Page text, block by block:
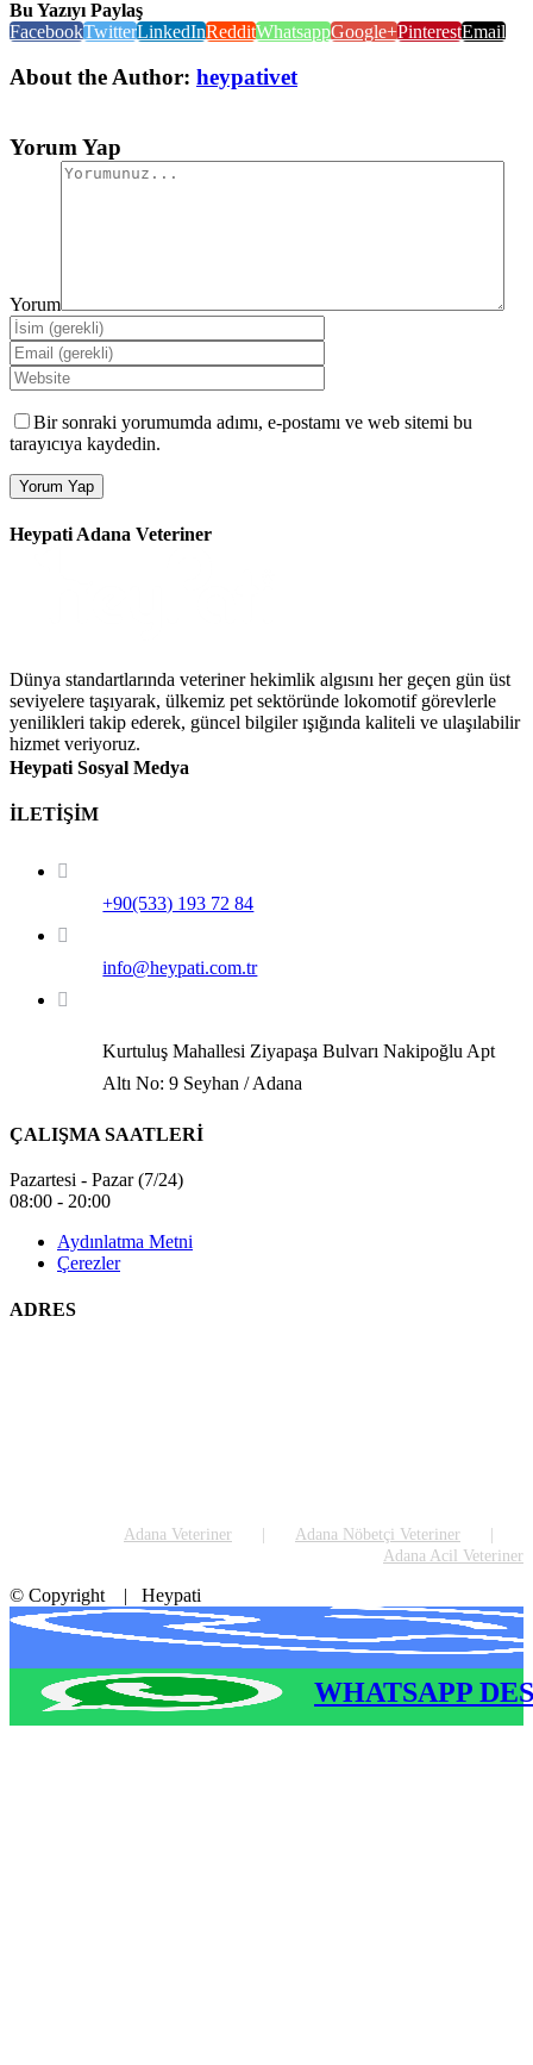
Bu Yazıyı Paylaş
FacebookTwitterLinkedInRedditWhatsappGoogle+PinterestEmail
About the Author: heypativet
Yorum Yap
Yorum
Bir sonraki yorumumda adımı, e-postamı ve web sitemi bu
tarayıcıya kaydedin.
Heypati Adana Veteriner
Dünya standartlarında veteriner hekimlik algısını her geçen gün üst
seviyelere taşıyarak, ülkemiz pet sektöründe lokomotif görevlerle
yenilikleri takip ederek, güncel bilgiler ışığında kaliteli ve ulaşılabilir
hizmet veriyoruz.
Heypati Sosyal Medya
İLETİŞİM
+90(533) 193 72 84
info@heypati.com.tr
Kurtuluş Mahallesi Ziyapaşa Bulvarı Nakipoğlu Apt
Altı No: 9 Seyhan / Adana
ÇALIŞMA SAATLERİ
Pazartesi - Pazar (7/24)
08:00 - 20:00
Aydınlatma Metni
Çerezler
ADRES
Adana Veteriner
Adana Nöbetçi Veteriner
Adana Acil Veteriner
© Copyright | Heypati
WHATSAPP